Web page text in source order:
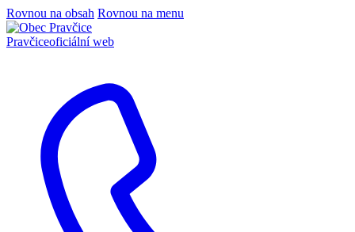
Rovnou na obsah Rovnou na menu
Pravčiceoficiální web